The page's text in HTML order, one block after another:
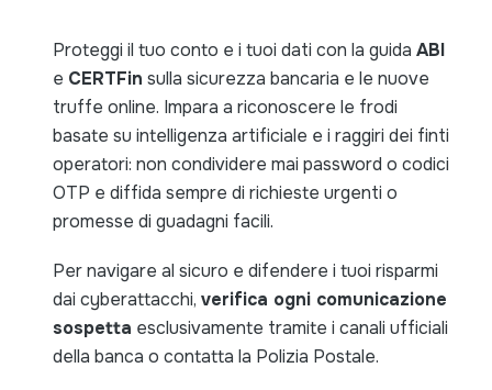
Proteggi il tuo conto e i tuoi dati con la guida ABI
e CERTFin sulla sicurezza bancaria e le nuove
truffe online. Impara a riconoscere le frodi
basate su intelligenza artificiale e i raggiri dei finti
operatori: non condividere mai password o codici
OTP e diffida sempre di richieste urgenti o
promesse di guadagni facili.
Per navigare al sicuro e difendere i tuoi risparmi
dai cyberattacchi, verifica ogni comunicazione
sospetta esclusivamente tramite i canali ufficiali
della banca o contatta la Polizia Postale.